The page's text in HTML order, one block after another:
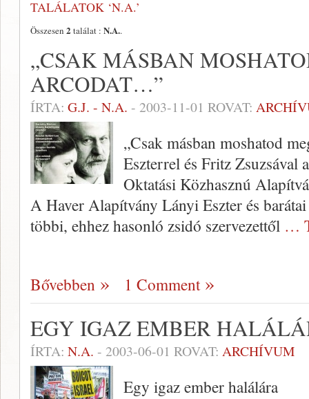
TALÁLATOK ‘N.A.’
Összesen 2 találat : N.A..
„CSAK MÁSBAN
ARCODAT…”
ÍRTA: G.J. - N.A. - 2003-11-01 ROVAT:
„Csak másban moshatod
Eszterrel és Fritz Zsuzsával
Oktatási Közhasznú
A Haver Alapítvány Lányi Eszter és
többi, ehhez hasonló zsidó szervezet­től …
Bővebben 1 Comment
EGY IGAZ EMBER
ÍRTA: N.A. - 2003-06-01 ROVAT: ARCHÍVUM
Egy igaz ember halálára